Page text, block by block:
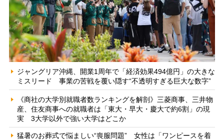
ジャングリア沖縄、開業1周年で「経済効果494億円」の大きな
ミスリード 事業の苦戦を覆い隠す“不透明すぎる巨大な数字”
《商社の大学別就職者数ランキングを解剖》三菱商事、三井物
産、住友商事への就職者は「東大・早大・慶大で約6割」の現
実 3大学以外で強い大学はどこか
猛暑のお葬式で悩ましい“喪服問題” 女性は「ワンピースを着